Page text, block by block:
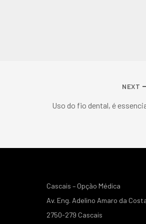
NEXT
Uso do fio dental, é
Cascais – Opção Médica
Av. Eng. Adelino Amaro da
2750-279 Cascais